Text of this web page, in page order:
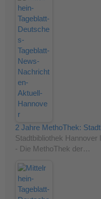
2 Jahre MethoThek:
Stadtbibliothek
- Die MethoThek der…